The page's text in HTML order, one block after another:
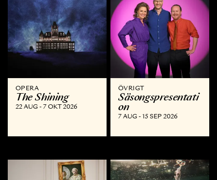
OPERA
The Shining
22 AUG - 7 OKT 2026
ÖVRIGT
Säsongspresentati
on
7 AUG - 15 SEP 2026